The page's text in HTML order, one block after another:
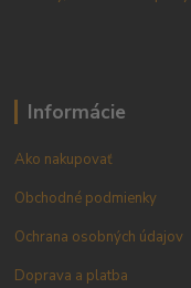
Informácie
Ako nakupovať
Obchodné podmienky
Ochrana osobných údajov
Doprava a platba